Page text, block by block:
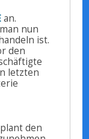
an.
nun
ist.
den
letzten
den